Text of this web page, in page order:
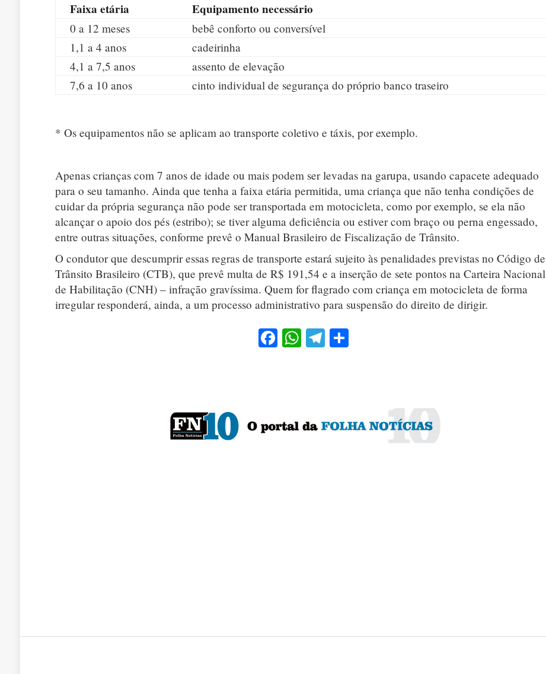
Faixa etária
Equipamento necessário
0 a 12 meses
bebê conforto ou conversível
1,1 a 4 anos
cadeirinha
4,1 a 7,5 anos
assento de elevação
7,6 a 10 anos
cinto individual de segurança do próprio banco traseiro
* Os equipamentos não se aplicam ao transporte coletivo e táxis, por exemplo.
Apenas crianças com 7 anos de idade ou mais podem ser levadas na garupa, usando capacete adequado
para o seu tamanho. Ainda que tenha a faixa etária permitida, uma criança que não tenha condições de
cuidar da própria segurança não pode ser transportada em motocicleta, como por exemplo, se ela não
alcançar o apoio dos pés (estribo); se tiver alguma deficiência ou estiver com braço ou perna engessado,
entre outras situações, conforme prevê o Manual Brasileiro de Fiscalização de Trânsito.
O condutor que descumprir essas regras de transporte estará sujeito às penalidades previstas no Código de
Trânsito Brasileiro (CTB), que prevê multa de R$ 191,54 e a inserção de sete pontos na Carteira Nacional
de Habilitação (CNH) – infração gravíssima. Quem for flagrado com criança em motocicleta de forma
irregular responderá, ainda, a um processo administrativo para suspensão do direito de dirigir.
Facebook
WhatsApp
Telegram